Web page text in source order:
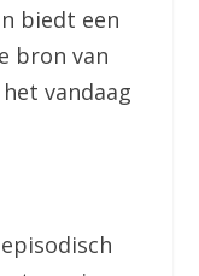
biedt een
bron van
vandaag